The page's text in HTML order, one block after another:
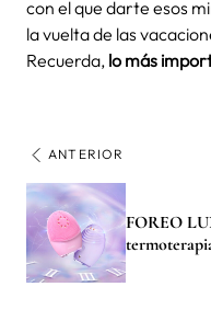
con el que darte esos
la vuelta de las
Recuerda, lo más
ANTERIOR
FOREO